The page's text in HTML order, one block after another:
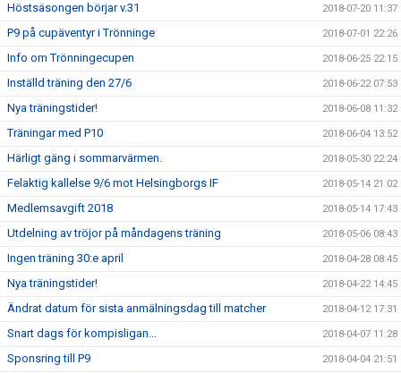
Höstsäsongen börjar v.31 2018-07-20 11:37
P9 på cupäventyr i Trönninge 2018-07-01 22:26
Info om Trönningecupen 2018-06-25 22:15
Inställd träning den 27/6 2018-06-22 07:53
Nya träningstider! 2018-06-08 11:32
Träningar med P10 2018-06-04 13:52
Härligt gäng i sommarvärmen. 2018-05-30 22:24
Felaktig kallelse 9/6 mot Helsingborgs IF 2018-05-14 21:02
Medlemsavgift 2018 2018-05-14 17:43
Utdelning av tröjor på måndagens träning 2018-05-06 08:43
Ingen träning 30:e april 2018-04-28 08:45
Nya träningstider! 2018-04-22 14:45
Ändrat datum för sista anmälningsdag till matcher 2018-04-12 17:31
Snart dags för kompisligan... 2018-04-07 11:28
Sponsring till P9 2018-04-04 21:51